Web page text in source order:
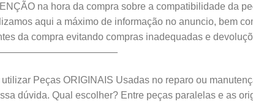
na hora da compra sobre a compatibilidade da
aqui a máximo de informação no anuncio, bem
da compra evitando compras inadequadas e
Peças ORIGINAIS Usadas no reparo ou
dúvida. Qual escolher? Entre peças paralelas e as